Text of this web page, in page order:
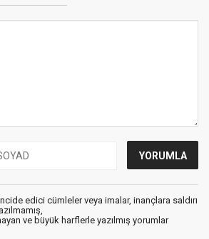
edici cümleler veya imalar, inançlara saldırı
ve büyük harflerle yazılmış yorumlar